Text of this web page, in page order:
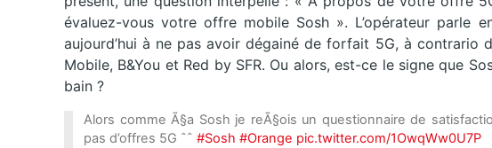
évaluez-vous votre offre mobile Sosh ». L’opérateur parle
aujourd’hui à ne pas avoir dégainé de forfait 5G, à contrario
Mobile, B&You et Red by SFR. Ou alors, est-ce le signe que
bain ?
Alors comme Ã§a Sosh je reÃ§ois un questionnaire de
pas d’offres 5G ˆˆ #Sosh #Orange pic.twitter.com/1OwqWw0U7P